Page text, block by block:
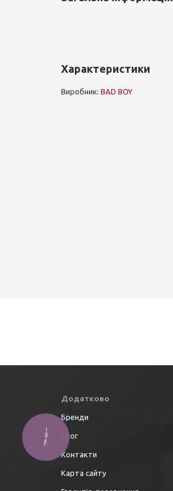
Характеристики
Виробник: BAD BOY
Додатково
Бренди
Блог
Контакти
Карта сайту